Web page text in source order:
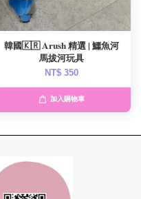
韓國🇰🇷 Arush 精選 | 鱷魚河
馬拔河玩具
NT$ 350
加入購物車